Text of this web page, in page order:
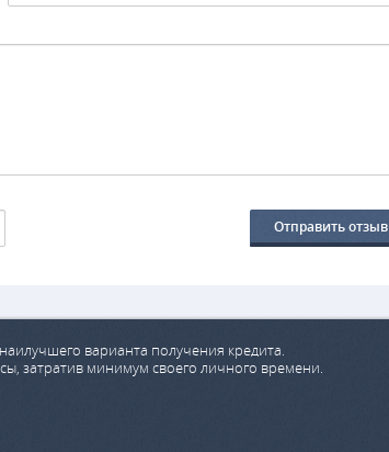
Отправить отзыв
варианта получения кредита.
затратив минимум своего личного времени.